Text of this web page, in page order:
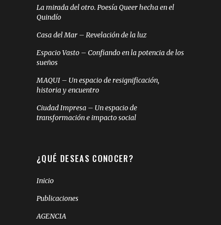
La mirada del otro. Poesía Queer hecha en el
Quindío
Casa del Mar – Revelación de la luz
Espacio Vasto – Confiando en la potencia de los
sueños
MAQUI – Un espacio de resignificación,
historia y encuentro
Ciudad Impresa – Un espacio de
transformación e impacto social
¿QUÉ DESEAS CONOCER?
Inicio
Publicaciones
AGENCIA